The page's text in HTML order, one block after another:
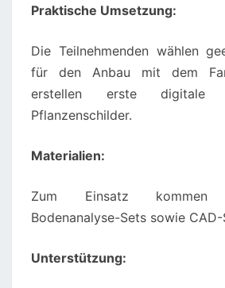
Praktische Umsetzung:
Die Teilnehmenden wählen
für den Anbau mit dem
erstellen erste digitale
Pflanzenschilder.
Materialien:
Zum Einsatz kommen
Bodenanalyse-Sets sowie
Unterstützung: